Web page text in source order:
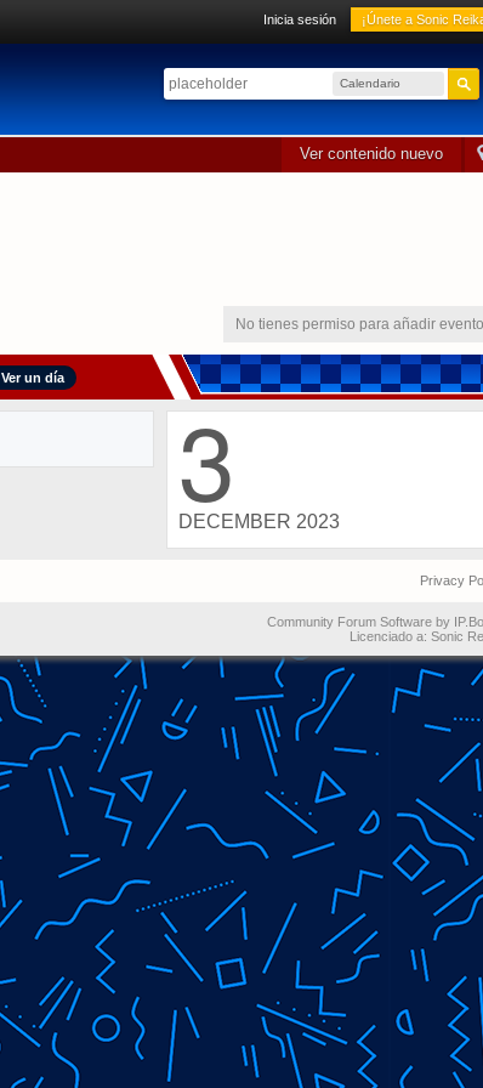
Inicia sesión ¡Únete a Sonic
Calendario
sónico
Ver contenido nuevo
No tienes permiso para añadir
Ver un día
3
DECEMBER 2023
Privacy
Community Forum Software by
Licenciado a: Sonic